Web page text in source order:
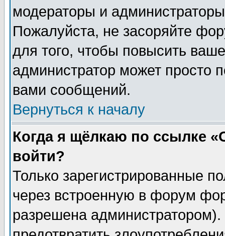
модераторы и
Пожалуйста, не засоряйте
для того, чтобы повысить
администратор может просто
вами сообщений.
Вернуться к началу
Когда я щёлкаю по ссылке
войти?
Только зарегистрированные
через встроенную в форум
разрешена